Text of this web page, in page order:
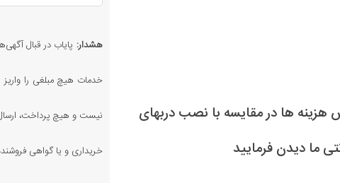
ها در مقایسه با نصب دربهای
ما دیدن فرمایید
هشدار: پایاب در قبال
خدمات هیچ مبلغی را
نیست و هیچ پرداخت،
خریداری و یا گواهی